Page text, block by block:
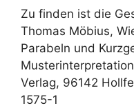
Zu finden ist die
Thomas Möbius,
Parabeln und
Verlag, 96142
1575-1